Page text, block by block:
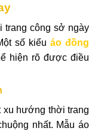
trang công sở ngày
số kiểu áo đồng
hiện rõ được điều
xu hướng thời trang
nhất. Mẫu áo